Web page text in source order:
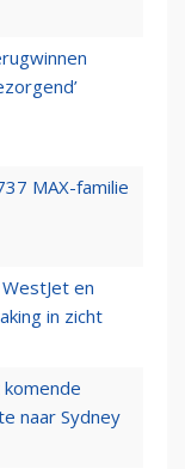
MAX-familie
en
in zicht
naar Sydney